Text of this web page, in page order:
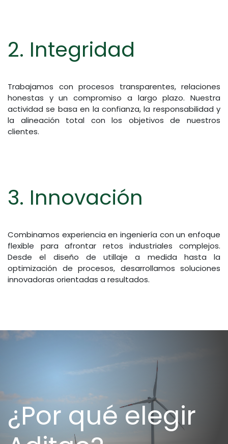
2. Integridad
Trabajamos con procesos transparentes, relaciones
honestas y un compromiso a largo plazo. Nuestra
actividad se basa en la confianza, la responsabilidad y
la alineación total con los objetivos de nuestros
clientes.
3. Innovación
Combinamos experiencia en ingeniería con un enfoque
flexible para afrontar retos industriales complejos.
Desde el diseño de utillaje a medida hasta la
optimización de procesos, desarrollamos soluciones
innovadoras orientadas a resultados.
¿Por qué elegir